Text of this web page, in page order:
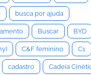
busca por ajuda
Buscar BYD
C&F feminino C1
cadastro Cadeia